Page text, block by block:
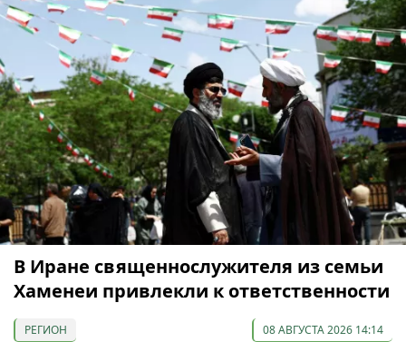
В Иране священнослужителя из семьи
Хаменеи привлекли к ответственности
РЕГИОН 08 АВГУСТА 2026 14:14